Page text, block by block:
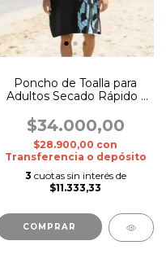
Poncho de Toalla para
Adultos Secado Rápido -
$34.000,00
$28.900,00 con
Transferencia o depósito
3 cuotas sin interés de
$11.333,33
COMPRAR